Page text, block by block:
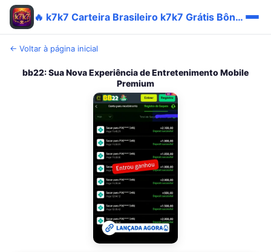
🔥 k7k7 Carteira Brasileiro k7k7 Grátis Bônus App
← Voltar à página inicial
bb22: Sua Nova Experiência de Entretenimento Mobile
Premium